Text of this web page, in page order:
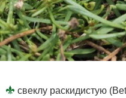
свеклу раскидистую